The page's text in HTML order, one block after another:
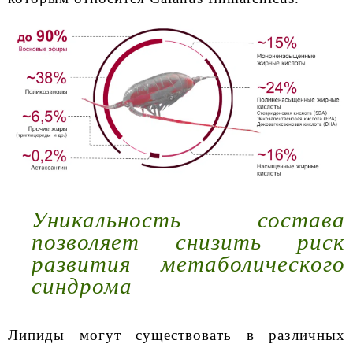
Уникальность состава
позволяет снизить риск
развития метаболического
синдрома
Липиды могут существовать в различных